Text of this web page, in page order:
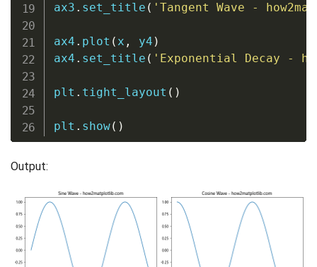
ax3 . set_title ( 'Tangent Wave -
ax4 . plot ( x , y4 )
ax4 . set_title ( 'Exponential Decay -
plt . tight_layout ( )
plt . show( )
Output: